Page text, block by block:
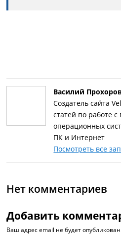
Василий
Создатель сайта
статей по работе
операционных
ПК и Интернет
Посмотреть все
Нет комментариев
Добавить
Ваш адрес email не будет